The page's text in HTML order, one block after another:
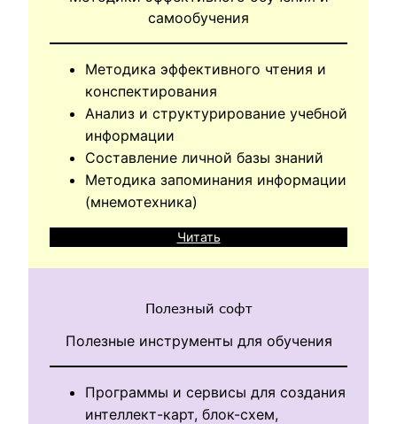
самообучения
Методика эффективного чтения и
конспектирования
Анализ и структурирование учебной
информации
Составление личной базы знаний
Методика запоминания информации
(мнемотехника)
Читать
Полезный софт
Полезные инструменты для обучения
Программы и сервисы для создания
интеллект-карт, блок-схем,